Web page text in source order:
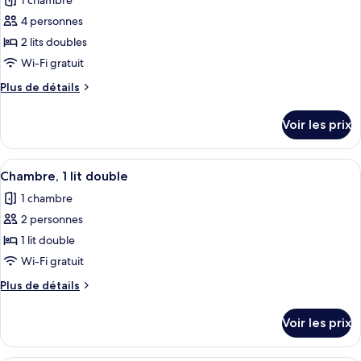
vue
ville
ce
type
de
chambre :
Chambre
vue
ville
4 personnes
2 lits doubles
Wi-Fi gratuit
Plus de détails
Plus
le
type
de
Chambre
Quadruple
vue
ville
Voir les prix
Afficher
toutes
les
photos
pour
ce
type
de
Chambre,
Bureau, espace de travail pour
1
Chambre, 1 lit double
1 chambre
2 personnes
1 lit double
Wi-Fi gratuit
Plus de détails
Plus
le
type
Voir les prix